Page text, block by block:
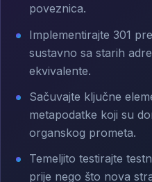
poveznica.
Implementirajte 301
sustavno sa starih
ekvivalente.
Sačuvajte ključne
metapodatke koji su
organskog prometa.
Temeljito testirajte
prije nego što nova